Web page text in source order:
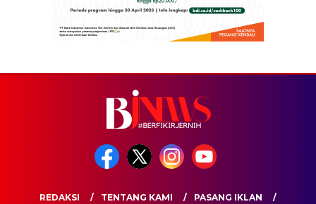
REDAKSI TENTANG KAMI PASANG IKLAN